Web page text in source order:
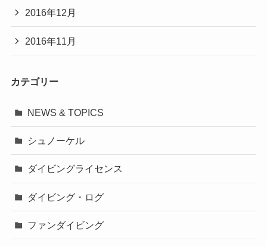
2016年12月
2016年11月
カテゴリー
NEWS & TOPICS
シュノーケル
ダイビングライセンス
ダイビング・ログ
ファンダイビング